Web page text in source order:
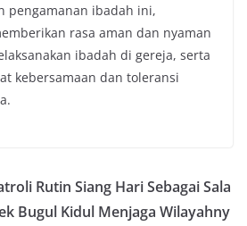
pengamanan ibadah ini,
rasa aman dan nyaman
ibadah di gereja, serta
kebersamaan dan toleransi
Rutin Siang Hari Sebagai Sala
Bugul Kidul Menjaga Wilayahny